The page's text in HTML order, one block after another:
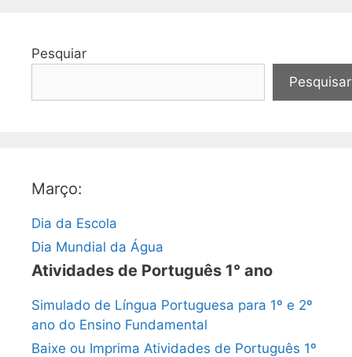
Pesquiar
Pesquisar
Março:
Dia da Escola
Dia Mundial da Água
Atividades de Português 1° ano
Simulado de Língua Portuguesa para 1º e 2º
ano do Ensino Fundamental
Baixe ou Imprima Atividades de Português 1º